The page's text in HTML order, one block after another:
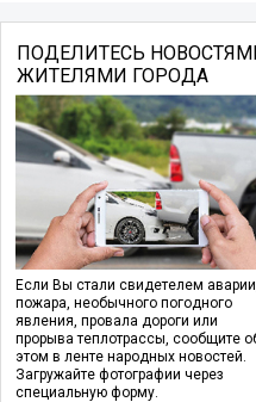
ПОДЕЛИТЕСЬ
ЖИТЕЛЯМИ ГОРОДА
Если Вы стали свидетелем
пожара, необычного погодного
явления, провала дороги или
прорыва теплотрассы, сообщите
этом в ленте народных новостей.
Загружайте фотографии через
специальную форму.